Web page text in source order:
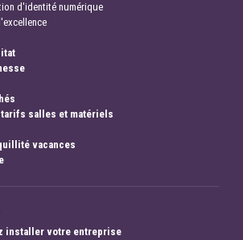
d'identité numérique
salles et matériels
vacances
installer votre entreprise